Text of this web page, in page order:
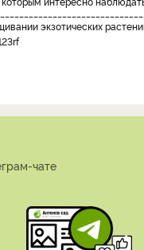
экзотических
чате